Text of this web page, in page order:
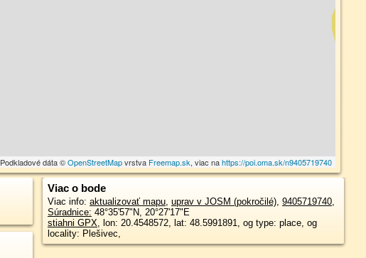
Podkladové dáta ©OpenStreetMapvrstva Freemap.sk, viac nahttps://poi.oma.sk/n9405719740
Viac o bode
Viac info: aktualizovať mapu, uprav v JOSM (pokročilé), 9405719740,
Súradnice: 48°35'57"N, 20°27'17"E
stiahni GPX, lon: 20.4548572, lat: 48.5991891, og type: place, og
locality: Plešivec,